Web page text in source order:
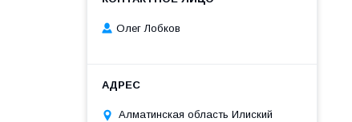
Олег Лобков
Алматинская область Илиский